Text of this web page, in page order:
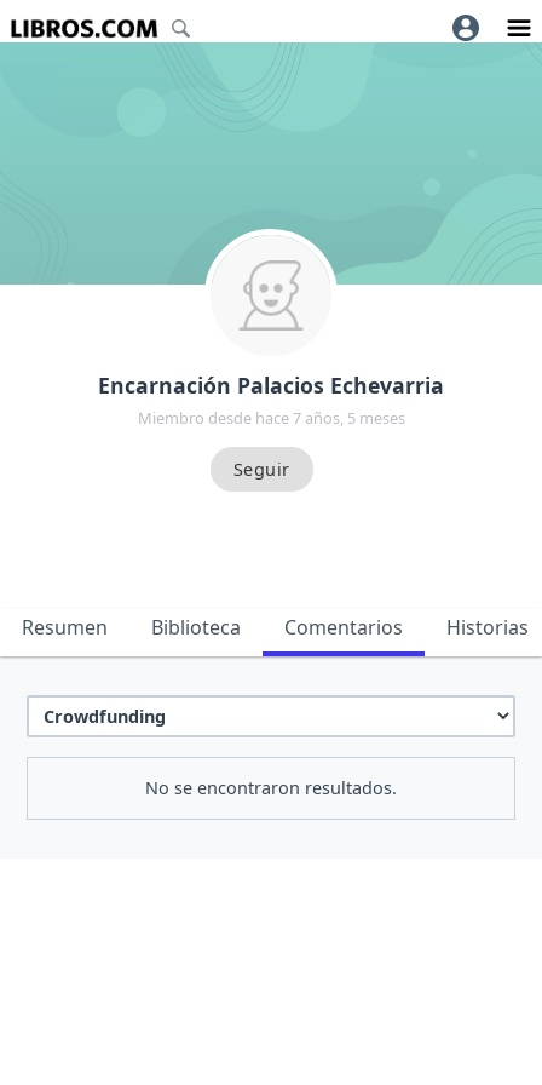
Encarnación Palacios Echevarria
Miembro desde hace 7 años, 5 meses
Resumen Biblioteca Comentarios Historias
No se encontraron resultados.